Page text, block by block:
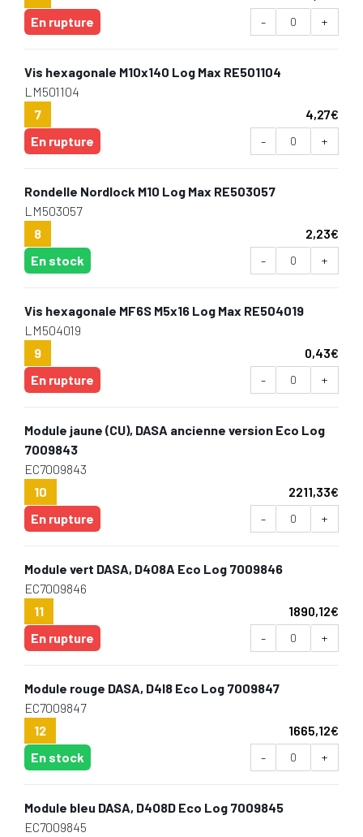
En rupture
- +
Vis hexagonale M10x140 Log Max RE501104
LM501104
7
4,27€
En rupture
- +
Rondelle Nordlock M10 Log Max RE503057
LM503057
8
2,23€
En stock
- +
Vis hexagonale MF6S M5x16 Log Max RE504019
LM504019
9
0,43€
En rupture
- +
Module jaune (CU), DASA ancienne version Eco Log
7009843
EC7009843
10
2211,33€
En rupture
- +
Module vert DASA, D4O8A Eco Log 7009846
EC7009846
11
1890,12€
En rupture
- +
Module rouge DASA, D4I8 Eco Log 7009847
EC7009847
12
1665,12€
En stock
- +
Module bleu DASA, D4O8D Eco Log 7009845
EC7009845